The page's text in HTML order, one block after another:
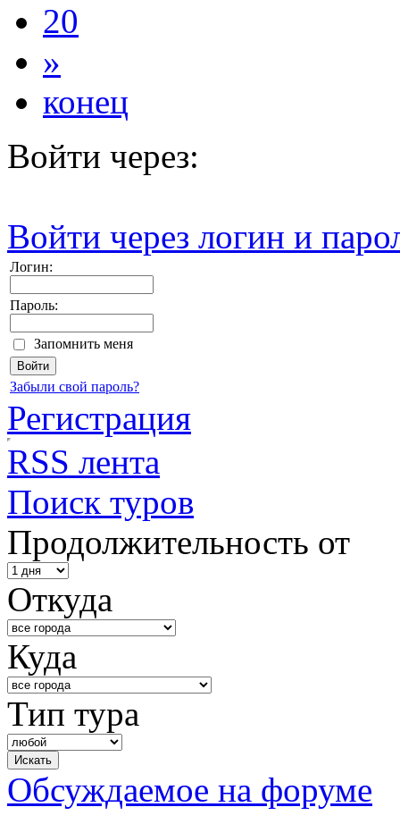
20
»
конец
Войти через:
Войти через логин и
Логин:
Пароль:
Запомнить меня
Забыли свой пароль?
Регистрация
RSS лента
Поиск туров
Продолжительность от
Откуда
Куда
Тип тура
Обсуждаемое на форуме